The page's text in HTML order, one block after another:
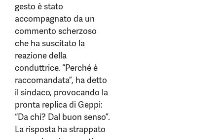
gesto è stato
accompagnato da un
commento scherzoso
che ha suscitato la
reazione della
conduttrice. “Perché è
raccomandata”, ha detto
il sindaco, provocando la
pronta replica di Geppi:
“Da chi? Dal buon senso”.
La risposta ha strappato